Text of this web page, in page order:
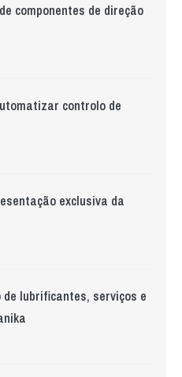
componentes de direção
controlo de
exclusiva da
lubrificantes, serviços e